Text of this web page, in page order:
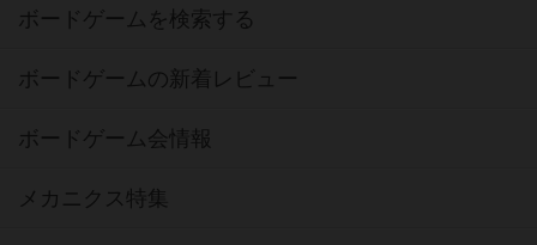
ボードゲームを検索する
ボードゲームの新着レビュー
ボードゲーム会情報
メカニクス特集